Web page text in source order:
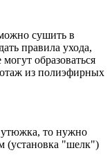
сушить в
правила ухода,
образоваться
из полиэфирных
утюжка, то нужно
(установка "шелк")